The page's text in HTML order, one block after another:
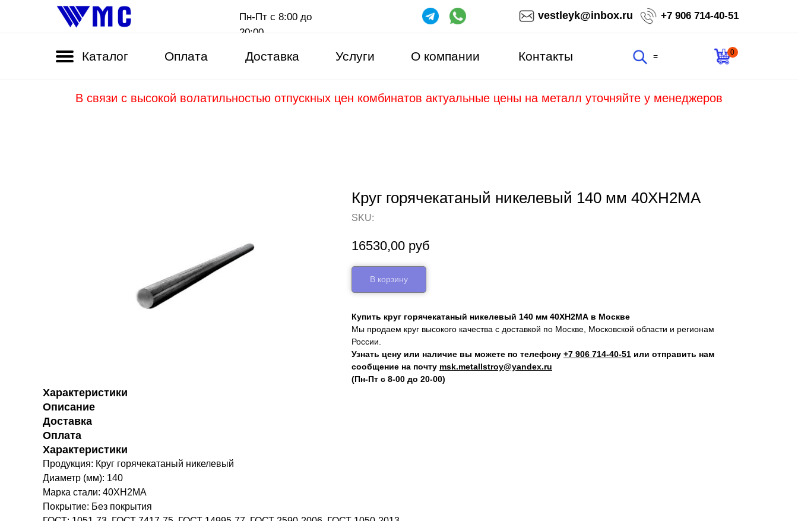
+7 906 714-40-51
vestleyk@inbox.ru
Пн-Пт с 8:00 до
20:00
= 0
Каталог Доставка Услуги Контакты
О компании
Оплата
В связи с высокой волатильностью отпускных цен комбинатов актуальные цены на металл уточняйте у менеджеров
Круг горячекатаный никелевый 140 мм 40ХН2МА
SKU:
16530,00 руб
В корзину
Купить круг горячекатаный никелевый 140 мм 40ХН2МА в Москве
Мы продаем круг высокого качества с доставкой по Москве, Московской области и регионам
России.
Узнать цену или наличие вы можете по телефону +7 906 714‑40-51 или отправить нам
сообщение на почту msk.metallstroy@yandex.ru
(Пн-Пт с 8-00 до 20-00)
Характеристики
Описание
Доставка
Оплата
Характеристики
Продукция: Круг горячекатаный никелевый
Диаметр (мм): 140
Марка стали: 40ХН2МА
Покрытие: Без покрытия